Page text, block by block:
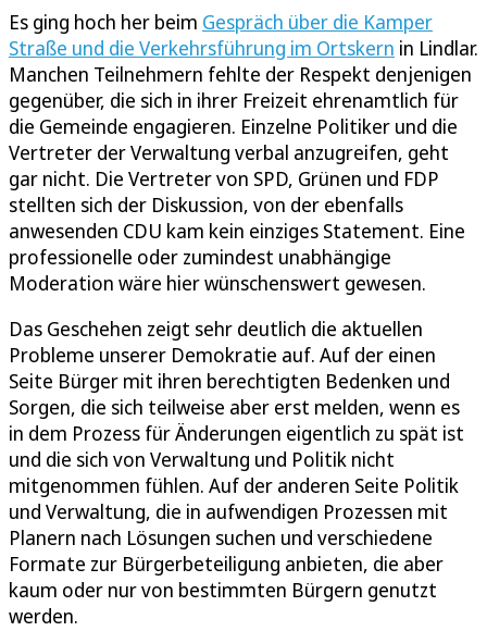
Es ging hoch her beim Gespräch über die Kamper
Straße und die Verkehrsführung im Ortskern in Lindlar.
Manchen Teilnehmern fehlte der Respekt denjenigen
gegenüber, die sich in ihrer Freizeit ehrenamtlich für
die Gemeinde engagieren. Einzelne Politiker und die
Vertreter der Verwaltung verbal anzugreifen, geht
gar nicht. Die Vertreter von SPD, Grünen und FDP
stellten sich der Diskussion, von der ebenfalls
anwesenden CDU kam kein einziges Statement. Eine
professionelle oder zumindest unabhängige
Moderation wäre hier wünschenswert gewesen.
Das Geschehen zeigt sehr deutlich die aktuellen
Probleme unserer Demokratie auf. Auf der einen
Seite Bürger mit ihren berechtigten Bedenken und
Sorgen, die sich teilweise aber erst melden, wenn es
in dem Prozess für Änderungen eigentlich zu spät ist
und die sich von Verwaltung und Politik nicht
mitgenommen fühlen. Auf der anderen Seite Politik
und Verwaltung, die in aufwendigen Prozessen mit
Planern nach Lösungen suchen und verschiedene
Formate zur Bürgerbeteiligung anbieten, die aber
kaum oder nur von bestimmten Bürgern genutzt
werden.